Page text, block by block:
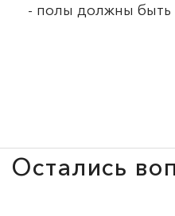
- полы должны быть
Остались